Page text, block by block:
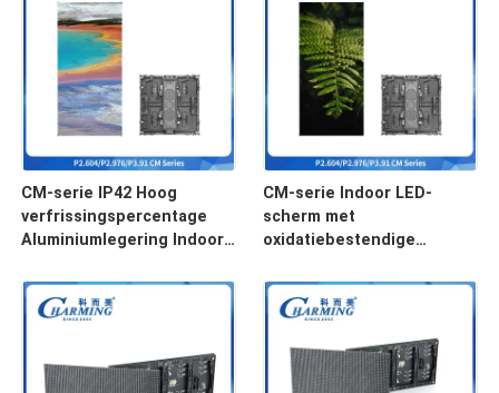
CM-serie IP42 Hoog
verfrissingspercentage
Aluminiumlegering Indoor
P2.604/P2.976/P3.91
Reclame-scherm
CM-serie Indoor LED-
scherm met
oxidatiebestendige
directe gebogen
combinatie 14-16 bit grijs